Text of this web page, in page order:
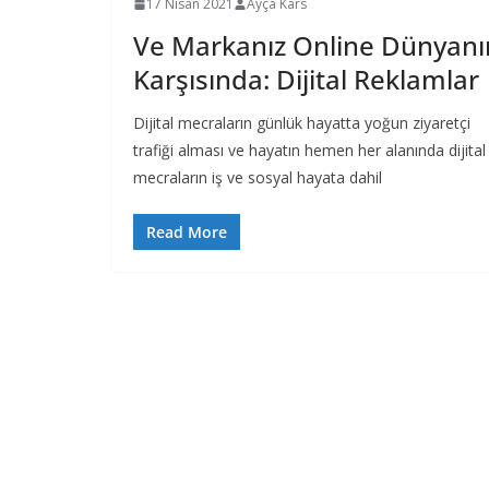
17 Nisan 2021 Ayça Kars
Ve Markanız Online
Karşısında: Dijital Reklamlar
Dijital mecraların günlük hayatta yoğun ziyaretçi
trafiği alması ve hayatın hemen her alanında dijital
mecraların iş ve sosyal hayata dahil
Read More